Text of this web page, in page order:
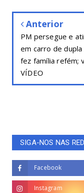
Anterior
PM persegue e
em carro de dupla
fez família refém;
VÍDEO
SIGA-NOS NAS
Facebook
Instagram